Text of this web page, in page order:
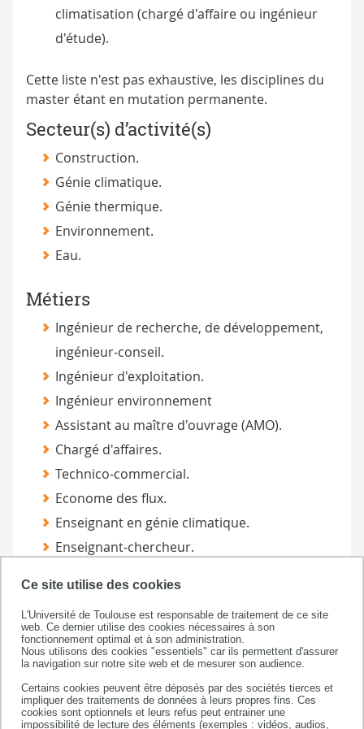
Ce site utilise des cookies
L'Université de Toulouse est responsable de traitement de ce site
web. Ce dernier utilise des cookies nécessaires à son
fonctionnement optimal et à son administration.
Nous utilisons des cookies "essentiels" car ils permettent d'assurer
la navigation sur notre site web et de mesurer son audience.
Certains cookies peuvent être déposés par des sociétés tierces et
impliquer des traitements de données à leurs propres fins. Ces
cookies sont optionnels et leurs refus peut entrainer une
impossibilité de lecture des éléments (exemples : vidéos, audios,
climatisation (chargé d'affaire ou ingénieur
d'étude).
Cette liste n'est pas exhaustive, les disciplines du
master étant en mutation permanente.
Secteur(s) d’activité(s)
Construction.
Génie climatique.
Génie thermique.
Environnement.
Eau.
Métiers
Ingénieur de recherche, de développement,
ingénieur-conseil.
Ingénieur d'exploitation.
Ingénieur environnement
Assistant au maître d'ouvrage (AMO).
Chargé d'affaires.
Technico-commercial.
Econome des flux.
Enseignant en génie climatique.
Enseignant-chercheur.
Faculté sciences et ingénierie
Bâtiment 3R1 b2 / 3e étage